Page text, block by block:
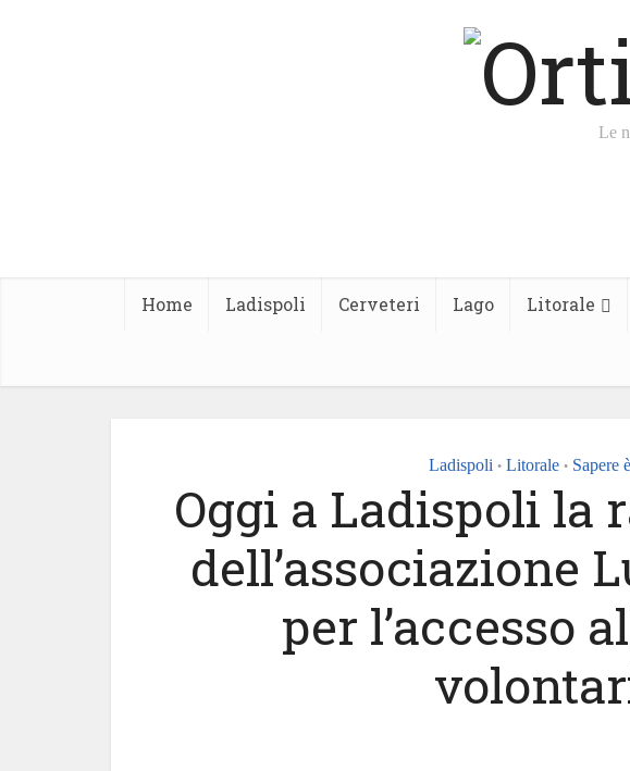
Le
Home Ladispoli Cerveteri Lago Litorale
Ladispoli • Litorale • Sapere
Oggi a Ladispoli la
dell’associazione
per l’accesso